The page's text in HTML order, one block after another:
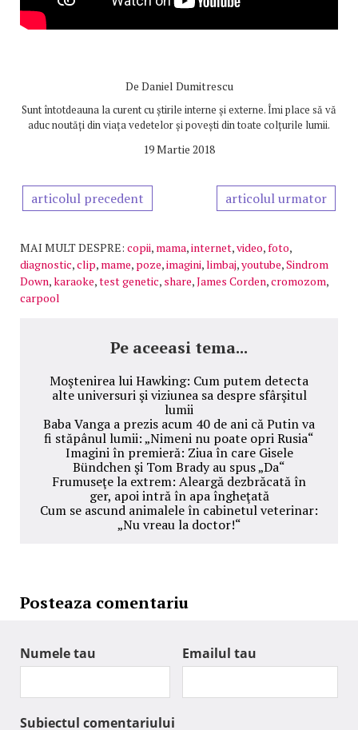
De Daniel Dumitrescu
Sunt întotdeauna la curent cu știrile interne și externe. Îmi place să vă
aduc noutăți din viața vedetelor și povești din toate colțurile lumii.
19 Martie 2018
articolul precedent articolul urmator
MAI MULT DESPRE: copii, mama,internet,video,foto,
diagnostic,clip, mame, poze,imagini,limbaj,youtube,Sindrom
Down,karaoke,test genetic, share,James Corden,cromozom,
carpool
Pe aceeasi tema...
Moştenirea lui Hawking: Cum putem detecta
alte universuri şi viziunea sa despre sfârşitul
lumii
Baba Vanga a prezis acum 40 de ani că Putin va
fi stăpânul lumii: „Nimeni nu poate opri Rusia“
Imagini în premieră: Ziua în care Gisele
Bündchen şi Tom Brady au spus „Da“
Frumuseţe la extrem: Aleargă dezbrăcată în
ger, apoi intră în apa îngheţată
Cum se ascund animalele în cabinetul veterinar:
„Nu vreau la doctor!“
Posteaza comentariu
Numele tau Emailul tau
Subiectul comentariului